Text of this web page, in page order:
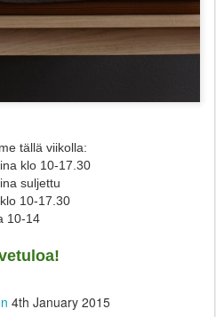
tällä viikolla:
klo 10-17.30
suljettu
10-17.30
10-14
4th January 2015